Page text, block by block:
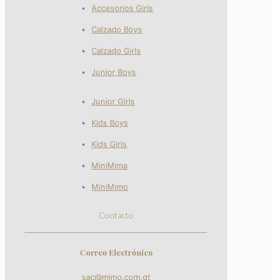
Accesorios Girls
Calzado Boys
Calzado Girls
Junior Boys
Junior Girls
Kids Boys
Kids Girls
MiniMima
MiniMimo
Contacto
Correo Electrónico
sac@mimo.com.gt